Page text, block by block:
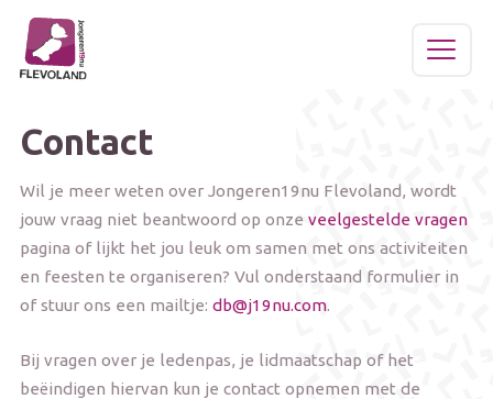
Home
Tickets
Ledenvoordeel
Contact
Wil je meer weten over Jongeren19nu Flevoland, wordt
jouw vraag niet beantwoord op onzeveelgestelde vragen
pagina of lijkt het jou leuk om samen met ons activiteiten
en feesten te organiseren? Vul onderstaand formulier in
of stuur ons een mailtje:db@j19nu.com.
Bij vragen over je ledenpas, je lidmaatschap of het
beëindigen hiervan kun je contact opnemen met de